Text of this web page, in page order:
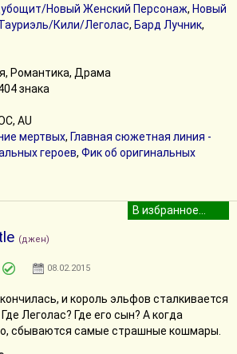
Новый Женский Персонаж, Новый
Кили/Леголас, Бард Лучник,
Романтика, Драма
знака
AU
мертвых, Главная сюжетная линия -
героев, Фик об оригинальных
(джен)
08.02.2015
и король эльфов сталкивается
Леголас? Где его сын? А когда
сбываются самые страшные кошмары.